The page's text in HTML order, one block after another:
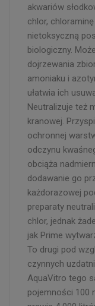
akwariów
chlor,
nietoksyczną
biologiczny.
dojrzewania
amoniaku i
ułatwia ich
Neutralizuje też
kranowej.
ochronnej
odczynu
obciąża
dodawanie go
każdorazowej
preparaty
chlor, jednak
jak Prime
To drugi pod
czynnych
AquaVitro tego
pojemności 100